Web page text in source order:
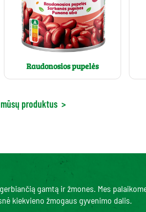
Raudonosios pupelės
produktus >
gamtą ir žmones. Mes
kiekvieno žmogaus gyvenimo dalis.